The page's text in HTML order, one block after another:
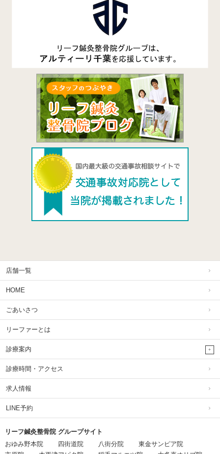
店舗一覧
HOME
ごあいさつ
リーファーとは
診療案内
診療時間・アクセス
求人情報
LINE予約
リーフ鍼灸整骨院 グループサイト
おゆみ野本院
四街道院 八街分院
東金サンピア院